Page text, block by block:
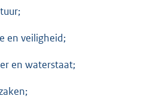
en veiligheid;
en waterstaat;